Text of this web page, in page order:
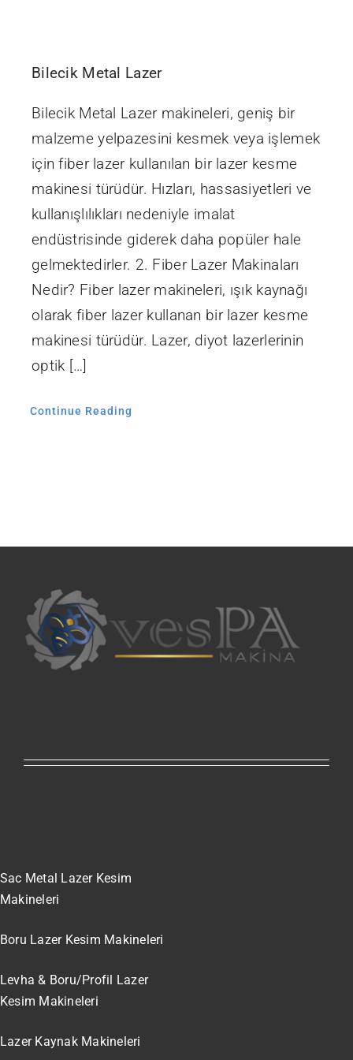
Bilecik Metal Lazer
Bilecik Metal Lazer makineleri, geniş bir
malzeme yelpazesini kesmek veya işlemek
için fiber lazer kullanılan bir lazer kesme
makinesi türüdür. Hızları, hassasiyetleri ve
kullanışlılıkları nedeniyle imalat
endüstrisinde giderek daha popüler hale
gelmektedirler. 2. Fiber Lazer Makinaları
Nedir? Fiber lazer makineleri, ışık kaynağı
olarak fiber lazer kullanan bir lazer kesme
makinesi türüdür. Lazer, diyot lazerlerinin
optik […]
Continue Reading
Sac Metal Lazer Kesim
Makineleri
Boru Lazer Kesim Makineleri
Levha & Boru/Profil Lazer
Kesim Makineleri
Lazer Kaynak Makineleri